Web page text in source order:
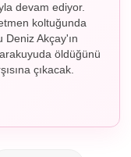
devam ediyor.
koltuğunda
Akçay'ın
öldüğünü
çıkacak.